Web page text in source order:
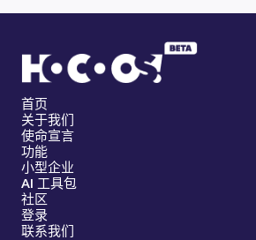
首页
关于我们
使命宣言
功能
小型企业
AI 工具包
社区
登录
联系我们